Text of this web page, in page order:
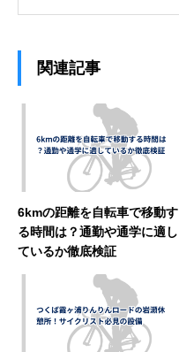
関連記事
6kmの距離を自転車で移動す
る時間は？通勤や通学に適し
ているか徹底検証